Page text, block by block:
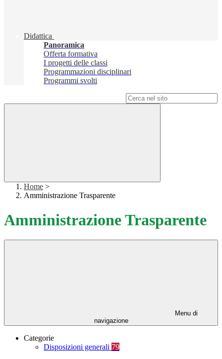
Didattica
Panoramica
Offerta formativa
I progetti delle classi
Programmazioni disciplinari
Programmi svolti
Home >
Amministrazione Trasparente
Amministrazione Trasparente
Menu di
navigazione
Categorie
Disposizioni generali 79